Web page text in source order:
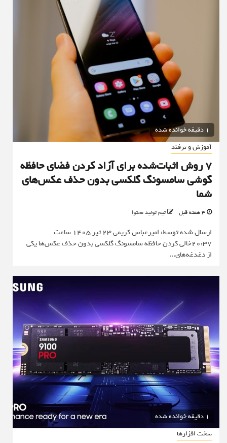
1 دقیقه خوانده شده
آموزش و ترفند
7 روش اثبات‌شده برای آزاد کردن فضای حافظه
گوشی سامسونگ گلکسی بدون حذف عکس‌های
شما
تیم تولید محتوا
ارسال شده توسط: امیرعباس کریمی 23 تیر 1405 ساعت
20:37خالی کردن حافظه سامسونگ گلکسی بدون حذف عکس‌ها یکی
از دغدغه‌های...
1 دقیقه خوانده شده
سخت افزارها